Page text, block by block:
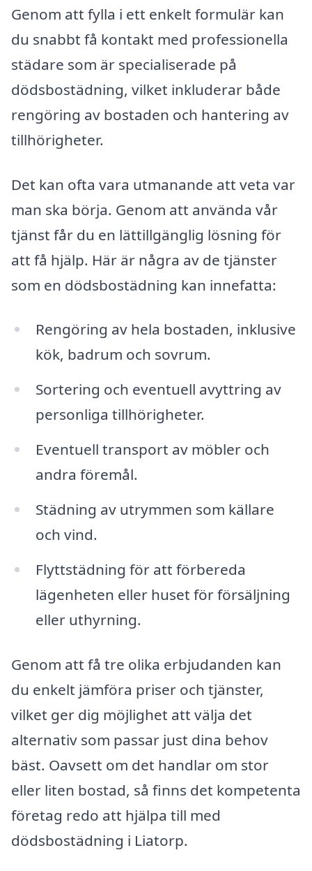
Genom att fylla i ett enkelt formulär kan
du snabbt få kontakt med professionella
städare som är specialiserade på
dödsbostädning, vilket inkluderar både
rengöring av bostaden och hantering av
tillhörigheter.
Det kan ofta vara utmanande att veta var
man ska börja. Genom att använda vår
tjänst får du en lättillgänglig lösning för
att få hjälp. Här är några av de tjänster
som en dödsbostädning kan innefatta:
Rengöring av hela bostaden, inklusive
kök, badrum och sovrum.
Sortering och eventuell avyttring av
personliga tillhörigheter.
Eventuell transport av möbler och
andra föremål.
Städning av utrymmen som källare
och vind.
Flyttstädning för att förbereda
lägenheten eller huset för försäljning
eller uthyrning.
Genom att få tre olika erbjudanden kan
du enkelt jämföra priser och tjänster,
vilket ger dig möjlighet att välja det
alternativ som passar just dina behov
bäst. Oavsett om det handlar om stor
eller liten bostad, så finns det kompetenta
företag redo att hjälpa till med
dödsbostädning i Liatorp.